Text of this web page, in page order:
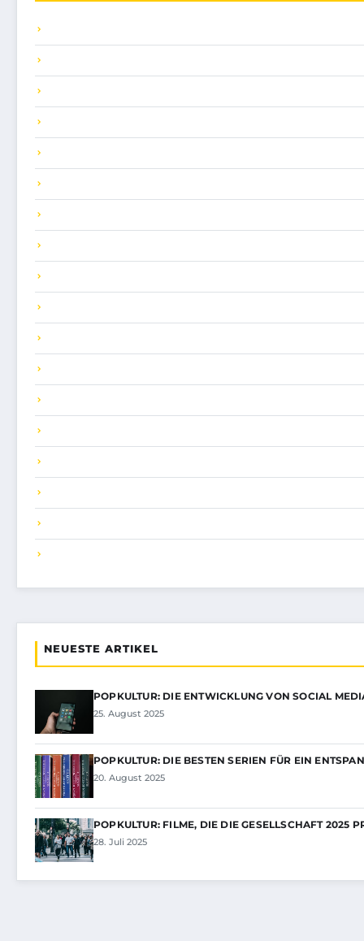
NEUESTE ARTIKEL
POPKULTUR: DIE ENTWICKLUNG VON SOCIAL
25. August 2025
POPKULTUR: DIE BESTEN SERIEN FÜR EIN
20. August 2025
POPKULTUR: FILME, DIE DIE GESELLSCHAFT 2025
28. Juli 2025